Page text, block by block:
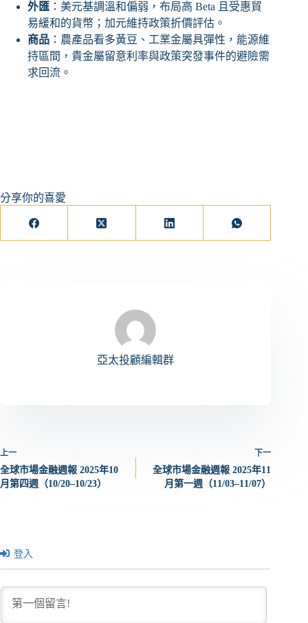
外匯 ：美元基調溫和偏弱，布局高 Beta 且受惠貿
易緩和的貨幣；加元維持政策折價評估。
商品 ：農產品看多黃豆、工業金屬具彈性，能源維
持區間，貴金屬留意利率與政策突發事件的避險需
求回流。
分享你的喜愛
亞太投顧編輯群
上一
全球市場金融週報 2025年10
月第四週（10/20–10/23）
下一
全球市場金融週報 2025年11
月第一週（11/03–11/07）
登入